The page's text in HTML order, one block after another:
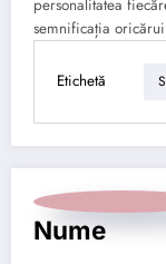
personalitatea
semnificația
Etichetă
Nume